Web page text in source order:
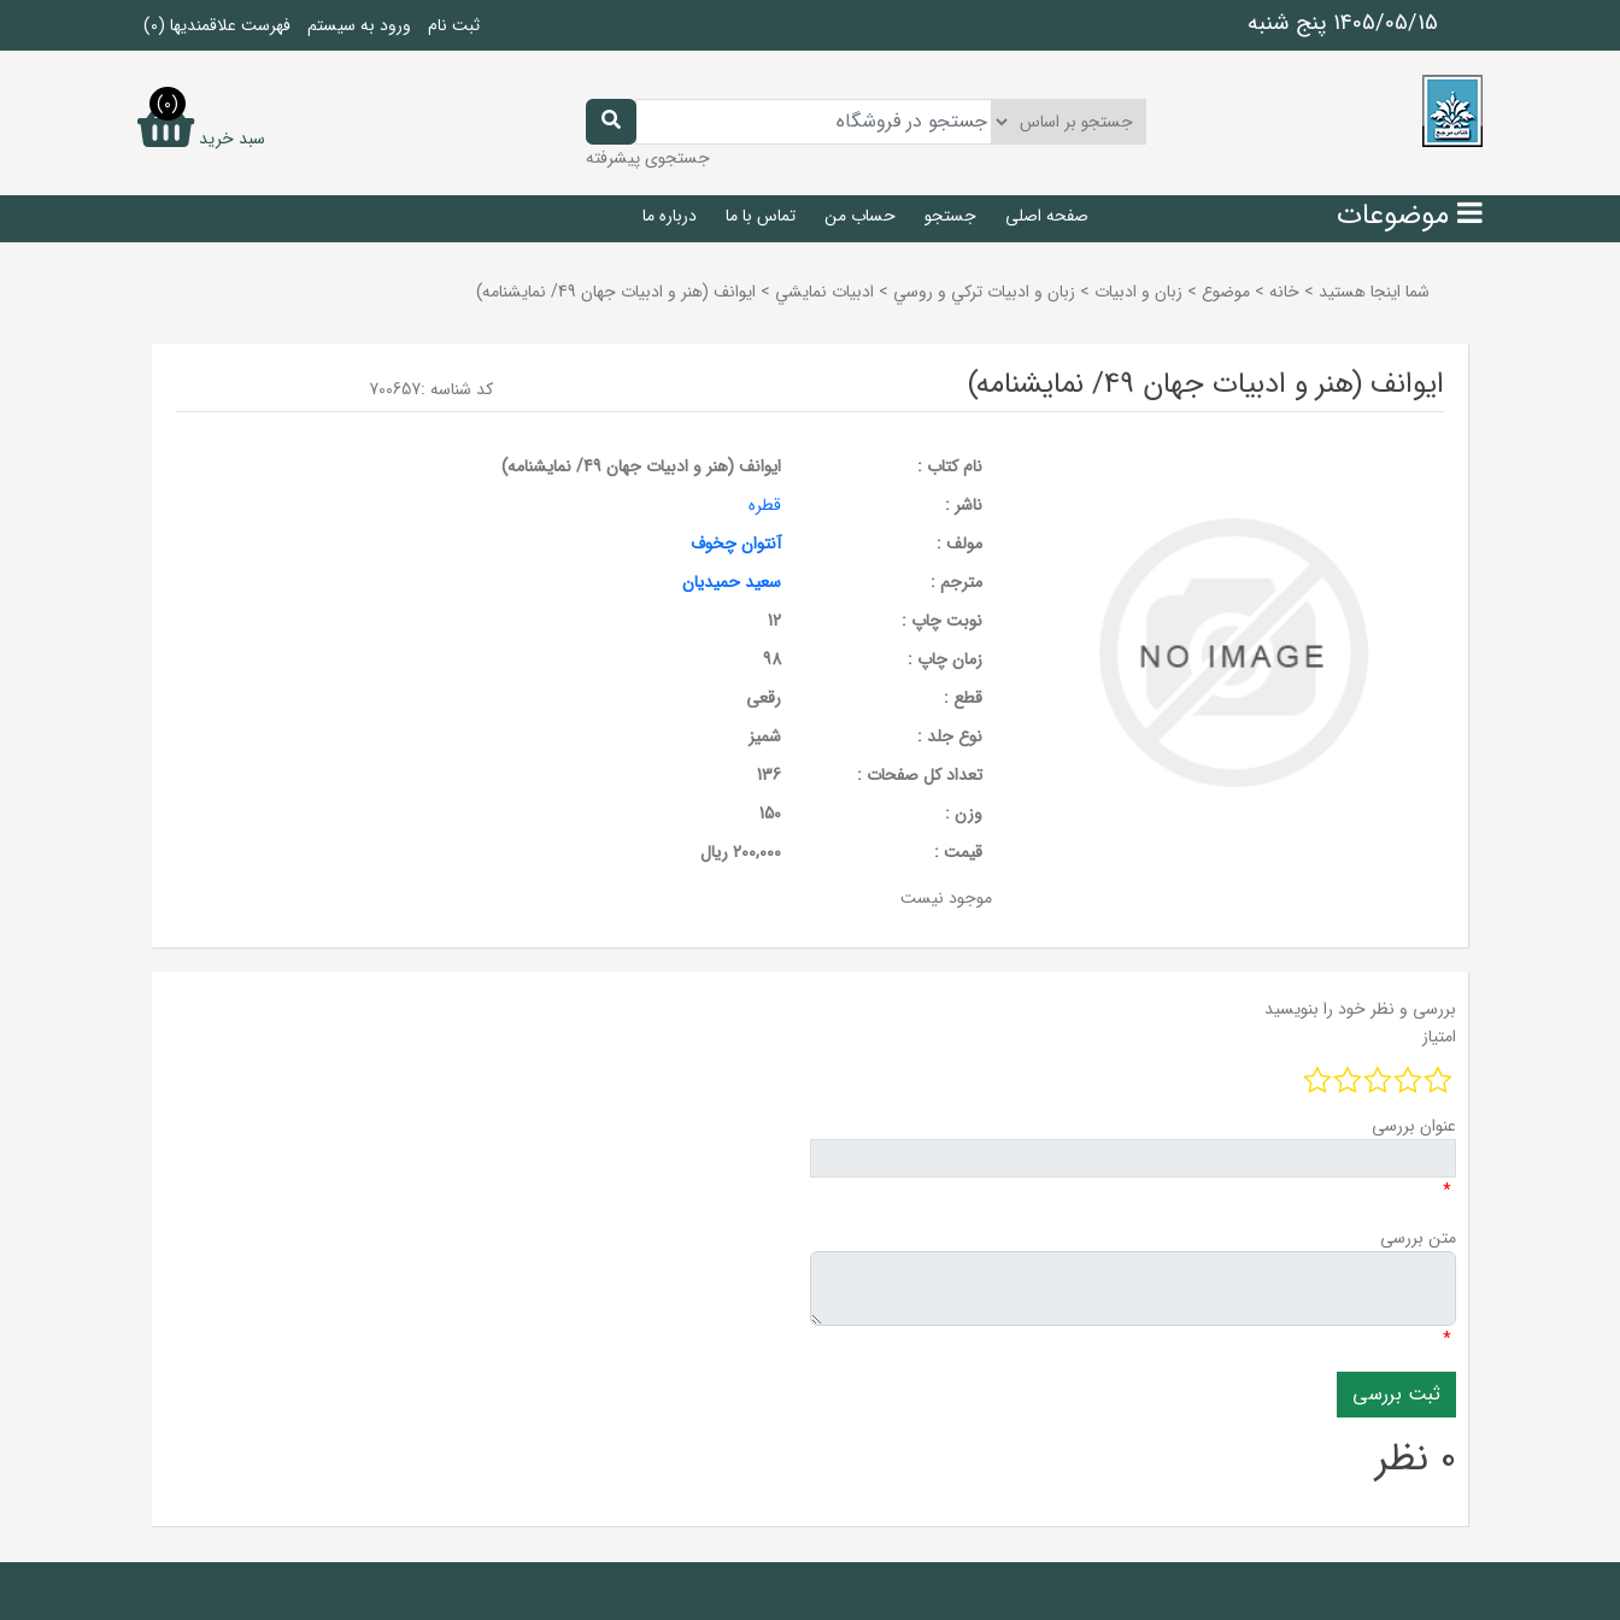
1405/05/15 پنج شنبه ثبت نام ورود به سیستم فهرست علاقمندیها (0)
جستجوی پیشرفته
سبد خرید
(0)
موضوعات صفحه اصلی جستجو حساب من تماس با ما درباره ما
شما اینجا هستید > خانه > موضوع > زبان و ادبيات > زبان و ادبيات تركي و روسي > ادبيات نمايشي > ایوانف (هنر و ادبیات جهان 49/ نمایشنامه)
ایوانف (هنر و ادبیات جهان 49/ نمایشنامه) کد شناسه :700657
نام کتاب :
ایوانف (هنر و ادبیات جهان 49/ نمایشنامه)
ناشر :
قطره
مولف :
آنتوان چخوف
مترجم :
سعید حمیدیان
نوبت چاپ :
12
زمان چاپ :
98
قطع :
رقعی
نوع جلد :
شمیز
تعداد کل صفحات :
136
وزن :
150
قيمت :
200,000 ریال
موجود نیست
بررسی و نظر خود را بنویسید
امتیاز
عنوان بررسی
*
متن بررسی
*
0 نظر